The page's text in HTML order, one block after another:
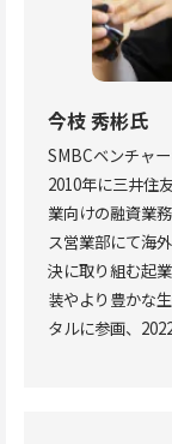
今枝 秀彬氏
SMBCベンチャ
2010年に三井住
業向けの融資業
ス営業部にて海
決に取り組む起
装やより豊かな
タルに参画、